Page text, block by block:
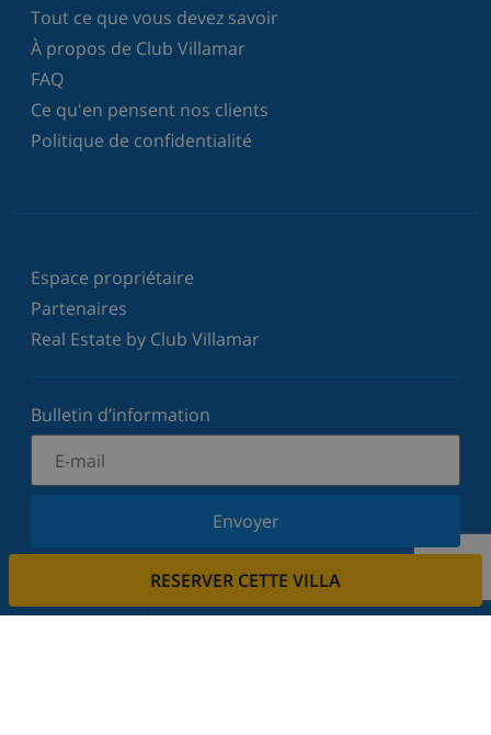
RESERVER CETTE VILLA
Tout ce que vous devez savoir
À propos de Club Villamar
FAQ
Ce qu'en pensent nos clients
Politique de confidentialité
Espace propriétaire
Partenaires
Real Estate by Club Villamar
Bulletin d’information
Envoyer
Inscrivez-vous à notre newsletter et restez informé
votre vie privée.